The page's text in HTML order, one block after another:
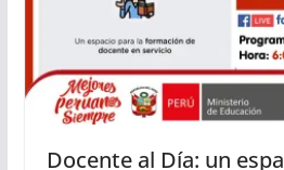
Docente al Día: un